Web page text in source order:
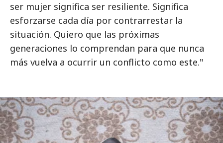
ser mujer significa ser resiliente. Significa
esforzarse cada día por contrarrestar la
situación. Quiero que las próximas
generaciones lo comprendan para que nunca
más vuelva a ocurrir un conflicto como este."